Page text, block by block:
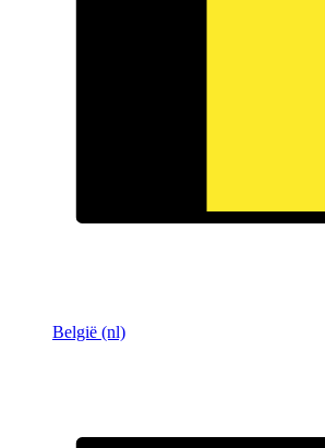
België (nl)